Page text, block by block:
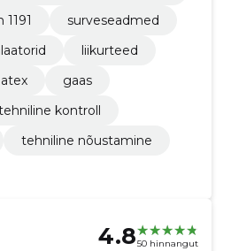
surveseadmed
liikurteed
atex
gaas
kontroll
tehniline nõustamine
4.850 hinnangut